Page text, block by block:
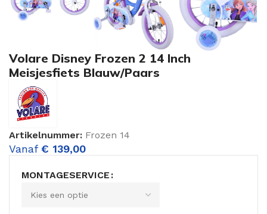
Volare Disney Frozen 2 14 Inch
Meisjesfiets Blauw/Paars
Artikelnummer: Frozen 14
Vanaf € 139,00
MONTAGESERVICE